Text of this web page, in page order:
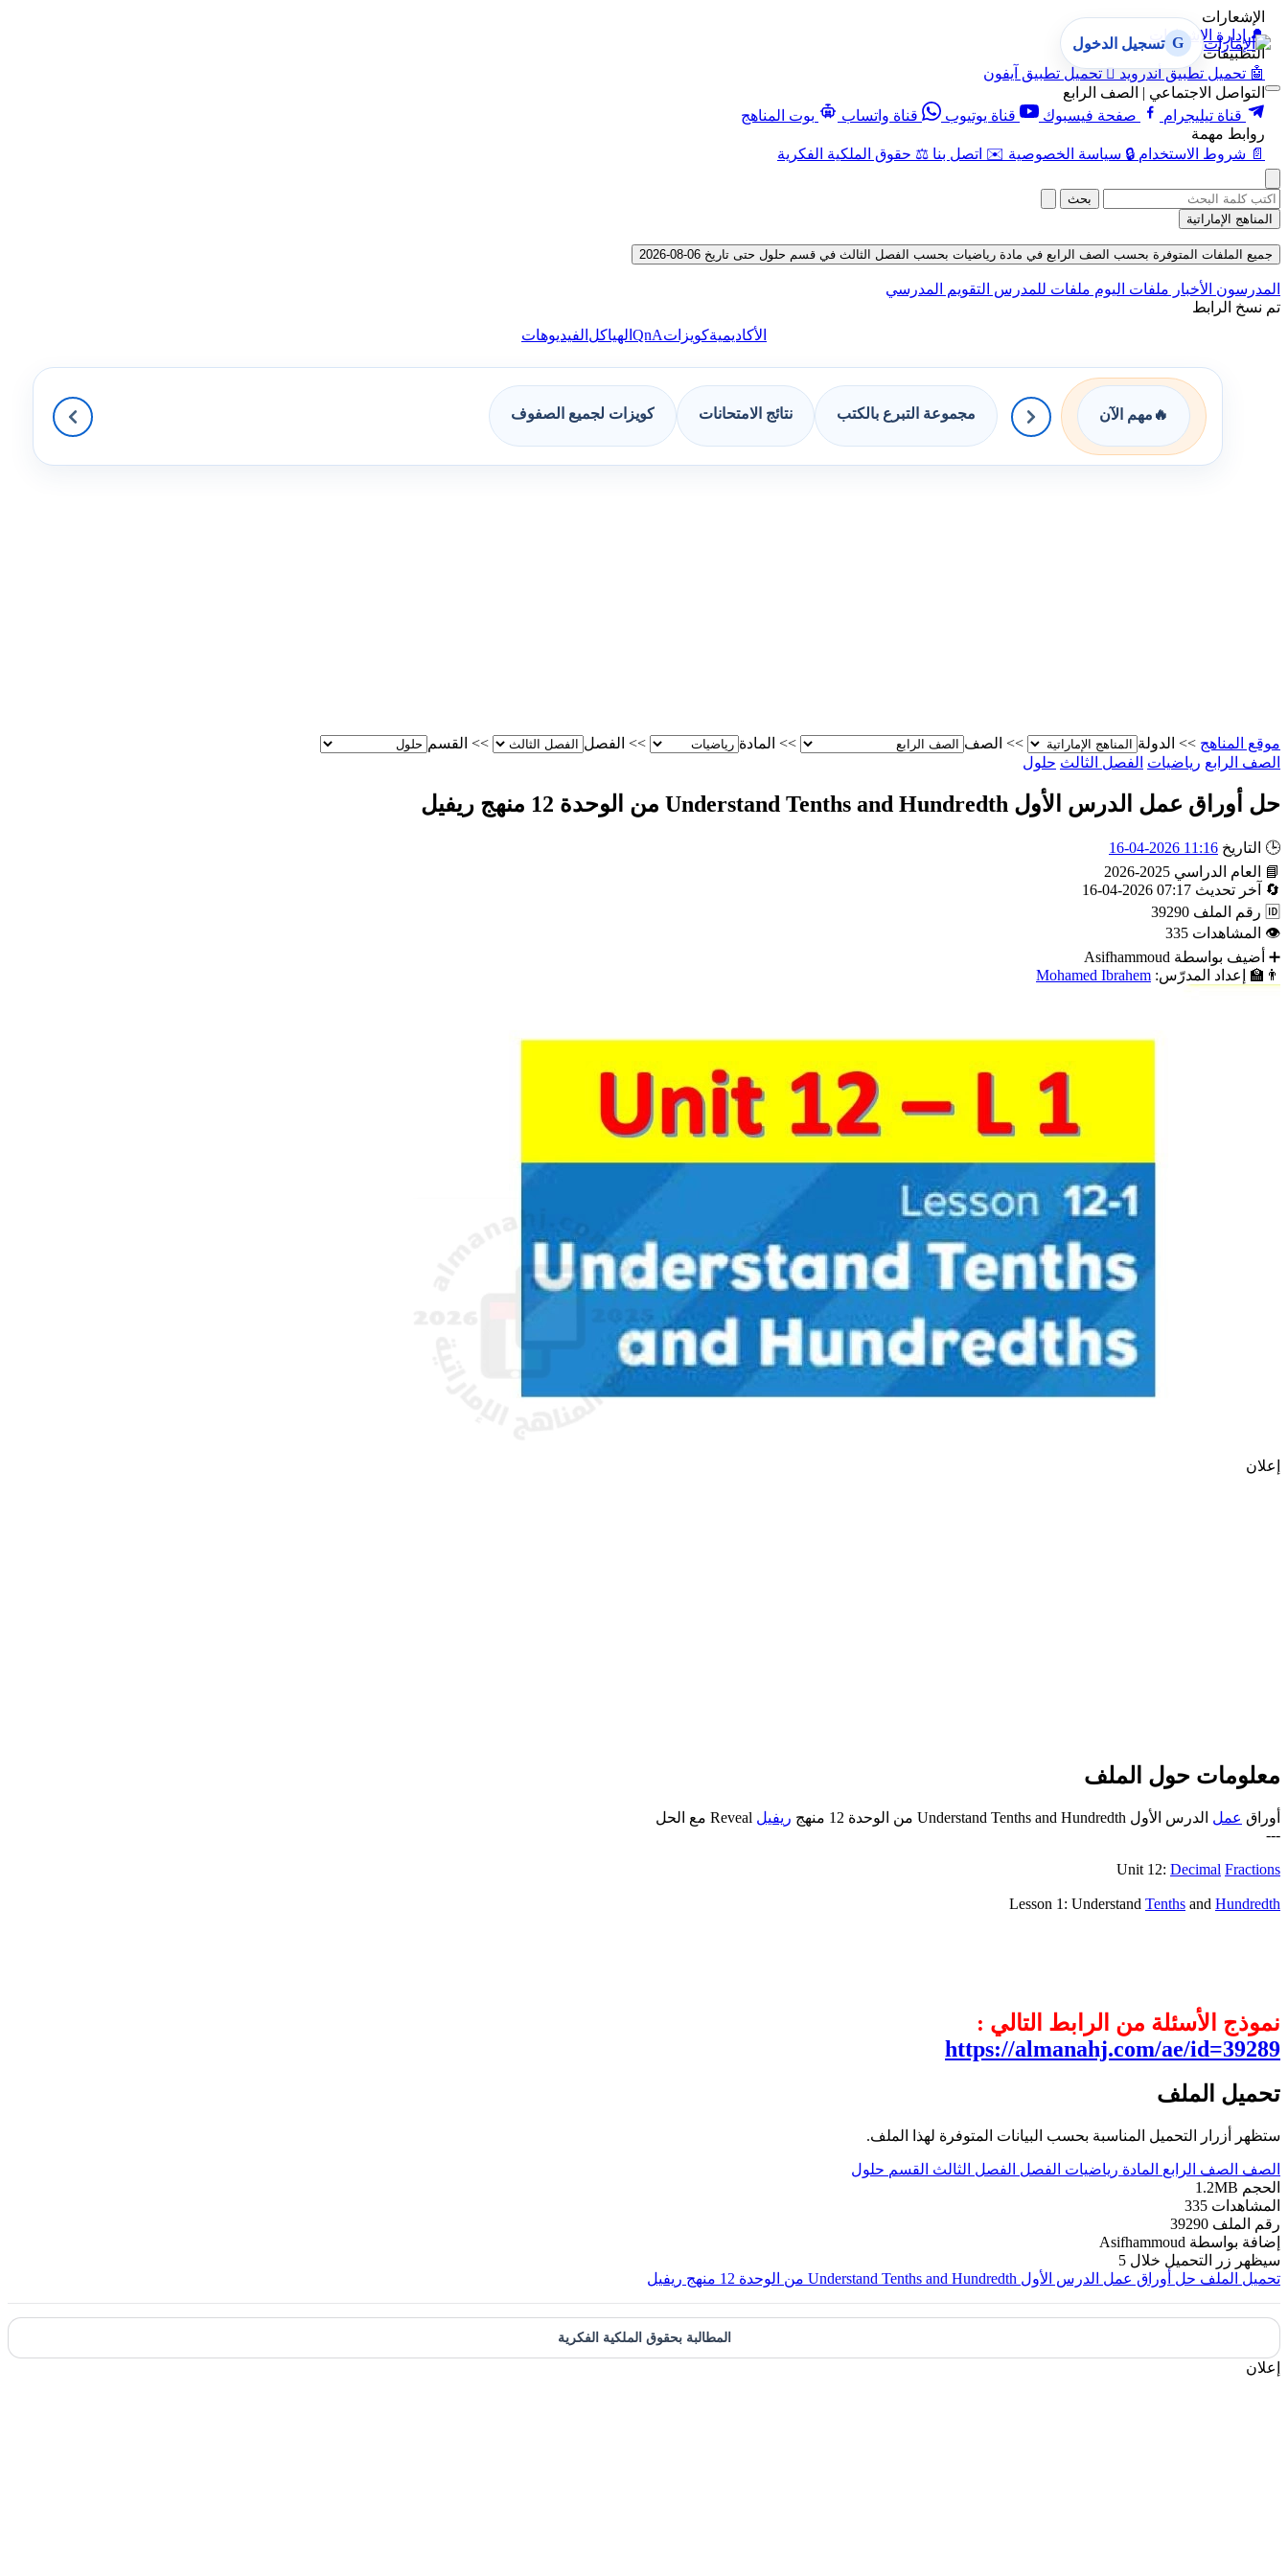
الإشعارات
🔔 إدارة الإشعارات
التطبيقات
🤖 تحميل تطبيق أندرويد  تحميل تطبيق آيفون
التواصل الاجتماعي | الصف الرابع
قناة تيليجرام
صفحة فيسبوك قناة يوتيوب قناة واتساب
بوت المناهج
روابط مهمة
📄 شروط الاستخدام 🔒 سياسة الخصوصية ✉️ اتصل بنا ⚖️ حقوق الملكية الفكرية
G تسجيل الدخول
بحث
المناهج الإماراتية
جميع الملفات المتوفرة بحسب الصف الرابع في مادة رياضيات بحسب الفصل الثالث في قسم حلول حتى تاريخ 06-08-2026
المدرسون الأخبار ملفات اليوم ملفات للمدرس التقويم المدرسي
تم نسخ الرابط
الأكاديميةكويزاتQnA الهياكل الفيديوهات
🔥 مهم الآن مجموعة التبرع بالكتب نتائج الامتحانات كويزات لجميع الصفوف
موقع المناهج >> الدولة >> الصف >> المادة >> الفصل >> القسم
الصف الرابع رياضيات الفصل الثالث حلول
حل أوراق عمل الدرس الأول Understand Tenths and Hundredth من الوحدة 12 منهج ريفيل
🕒 التاريخ 11:16 2026-04-16
📘
العام الدراسي 2025-2026
🔄
آخر تحديث 07:17 2026-04-16
🆔 رقم الملف 39290
👁 المشاهدات 335
➕ أضيف بواسطة Asifhammoud
👨‍🏫
إعداد المدرّس: Mohamed Ibrahem
إعلان
معلومات حول الملف
أوراق عمل الدرس الأول Understand Tenths and Hundredth من الوحدة 12 منهج ريفيل
---
Unit 12: Decimal Fractions
Lesson 1: Understand Tenths and Hundredth
نموذج الأسئلة من الرابط التالي :
https://almanahj.com/ae/id=39289
تحميل الملف
ستظهر أزرار التحميل المناسبة بحسب البيانات المتوفرة لهذا الملف.
الصف الصف الرابع المادة رياضيات الفصل الفصل الثالث القسم حلول
الحجم 1.2MB
المشاهدات 335
رقم الملف 39290
إضافة بواسطة Asifhammoud
سيظهر زر التحميل خلال 5
تحميل الملف حل أوراق عمل الدرس الأول Understand Tenths and Hundredth من الوحدة 12 منهج ريفيل
المطالبة بحقوق الملكية الفكرية
إعلان